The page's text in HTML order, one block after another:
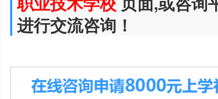
进行交流咨询！